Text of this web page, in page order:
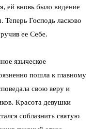
ей вновь было видение
Господь ласково
ее Себе.
языческое
пошла к главному
свою веру и
Красота девушки
соблазнить святую